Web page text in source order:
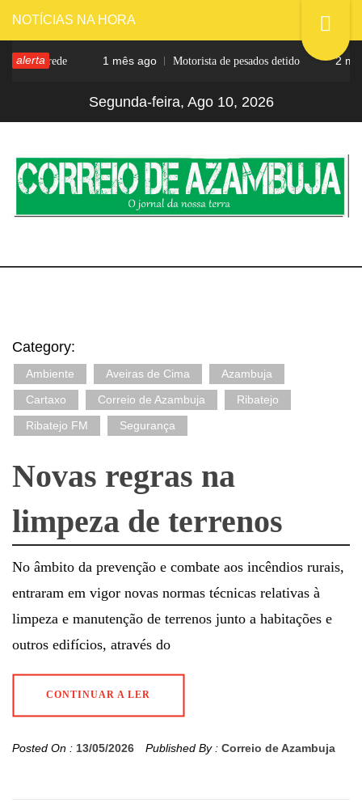
Skip
to
content
NOTÍCIAS NA HORA
alerta
na rede 1 mês ago Motorista de pesados detido 2 meses
Segunda-feira, Ago 10, 2026
CORREIO DE
O jornal da nossa terra
Category:
Ambiente Aveiras de Cima
Azambuja
Cartaxo
Correio de Azambuja
Ribatejo
Ribatejo FM
Segurança
Novas regras na
limpeza de terrenos
No âmbito da prevenção e combate aos incêndios rurais,
entraram em vigor novas normas técnicas relativas à
limpeza e manutenção de terrenos junto a habitações e
outros edifícios, através do
CONTINUAR A LER
Posted On : 13/05/2026 Published By : Correio de Azambuja